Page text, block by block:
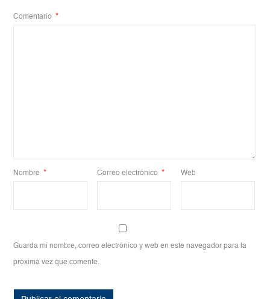
Comentario *
Nombre * Correo electrónico * Web
Guarda mi nombre, correo electrónico y web en este navegador para la
próxima vez que comente.